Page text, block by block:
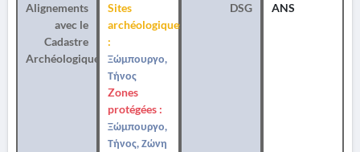
Alignements
avec le
Cadastre
Archéologique
Sites
archéologiques
:
Ξώμπουργο,
Τήνος
Zones
protégées :
Ξώμπουργο,
Τήνος, Ζώνη
DSG ANS